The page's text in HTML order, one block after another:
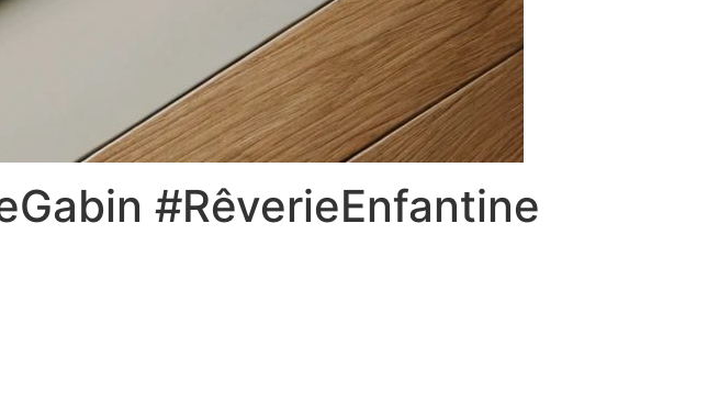
#RêverieEnfantine